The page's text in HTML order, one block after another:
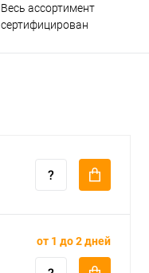
Весь ассортимент
сертифицирован
от 1 до 2 дней